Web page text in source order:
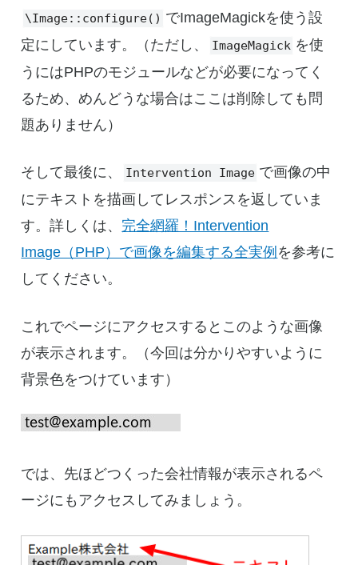
\Image::configure() でImageMagickを使う設
定にしています。（ただし、
ImageMagick を使
うにはPHPのモジュールなどが必要になってく
るため、めんどうな場合はここは削除しても問
題ありません）
そして最後に、 Intervention Image で画像の中
にテキストを描画してレスポンスを返していま
す。詳しくは、 完全網羅！Intervention
Image（PHP）で画像を編集する全実例 を参考に
してください。
これでページにアクセスするとこのような画像
が表示されます。（今回は分かりやすいように
背景色をつけています）
では、先ほどつくった会社情報が表示されるペ
ージにもアクセスしてみましょう。